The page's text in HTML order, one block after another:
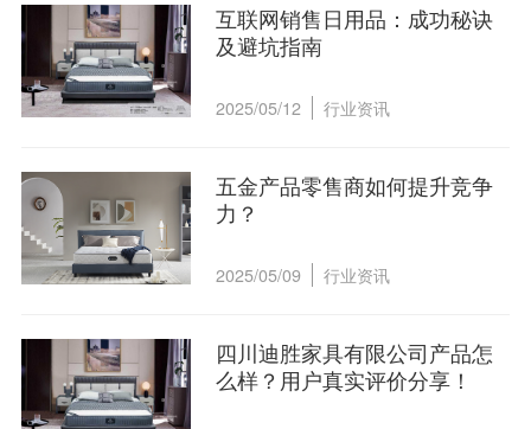
互联网销售日用品：成功秘诀
及避坑指南
2025/05/12 行业资讯
五金产品零售商如何提升竞争
力？
2025/05/09 行业资讯
四川迪胜家具有限公司产品怎
么样？用户真实评价分享！